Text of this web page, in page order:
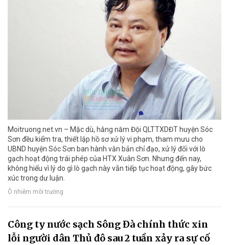
Moitruong.net.vn – Mặc dù, hằng năm Đội QLTTXDĐT huyện Sóc
Sơn đều kiểm tra, thiết lập hồ sơ xử lý vi phạm, tham mưu cho
UBND huyện Sóc Sơn ban hành văn bản chỉ đạo, xử lý đối với lò
gạch hoạt động trái phép của HTX Xuân Sơn. Nhưng đến nay,
không hiểu vì lý do gì lò gạch này vẫn tiếp tục hoạt động, gây bức
xúc trong dư luận.
Ô nhiễm môi trường
Công ty nước sạch Sông Đà chính thức xin
lỗi người dân Thủ đô sau 2 tuần xảy ra sự cố